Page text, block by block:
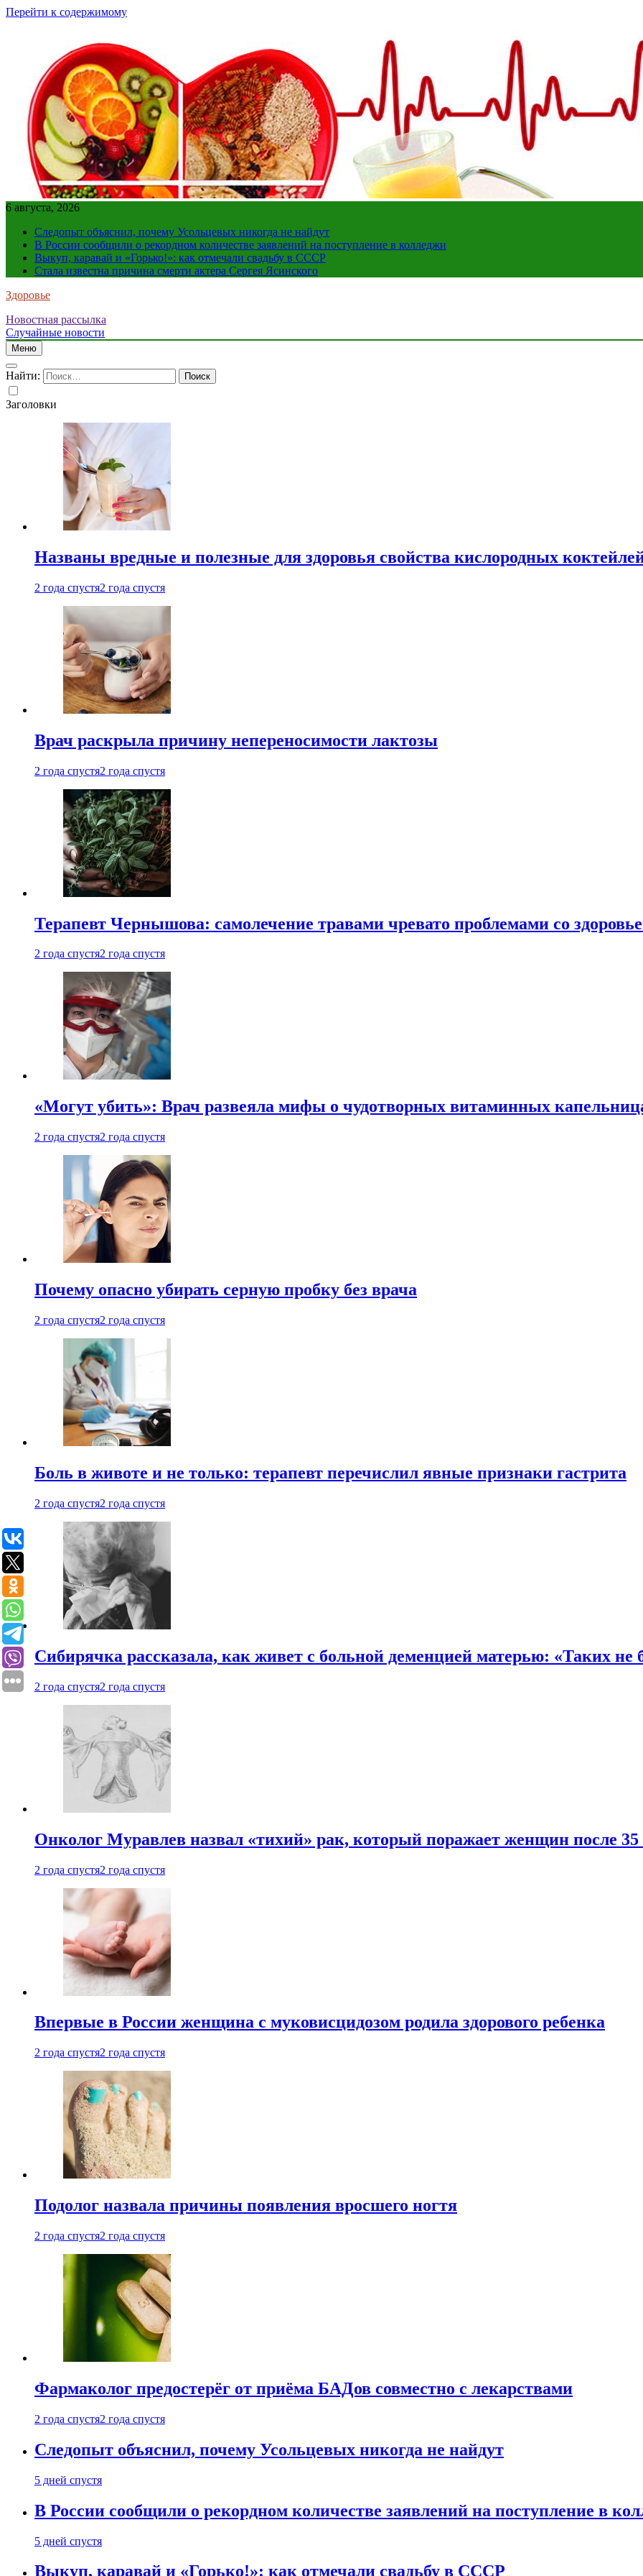
Перейти к содержимому
6 августа, 2026
Следопыт объяснил, почему Усольцевых никогда не найдут
В России сообщили о рекордном количестве заявлений на поступление в колледжи
Выкуп, каравай и «Горько!»: как отмечали свадьбу в СССР
Стала известна причина смерти актера Сергея Ясинского
Здоровье
Новостная рассылка
Случайные новости
Меню
Найти:
Заголовки
Названы вредные и полезные для здоровья свойства кислородных
2 года спустя2 года спустя
Врач раскрыла причину непереносимости лактозы
2 года спустя2 года спустя
Терапевт Чернышова: самолечение травами чревато проблемами со
2 года спустя2 года спустя
«Могут убить»: Врач развеяла мифы о чудотворных витаминных
2 года спустя2 года спустя
Почему опасно убирать серную пробку без врача
2 года спустя2 года спустя
Боль в животе и не только: терапевт перечислил явные признаки гастрита
2 года спустя2 года спустя
Сибирячка рассказала, как живет с больной деменцией матерью: «Таких не
2 года спустя2 года спустя
Онколог Муравлев назвал «тихий» рак, который поражает женщин после 35
2 года спустя2 года спустя
Впервые в России женщина с муковисцидозом родила здорового ребенка
2 года спустя2 года спустя
Подолог назвала причины появления вросшего ногтя
2 года спустя2 года спустя
Фармаколог предостерёг от приёма БАДов совместно с лекарствами
2 года спустя2 года спустя
Следопыт объяснил, почему Усольцевых никогда не найдут
5 дней спустя
В России сообщили о рекордном количестве заявлений на поступление в
5 дней спустя
Выкуп, каравай и «Горько!»: как отмечали свадьбу в СССР